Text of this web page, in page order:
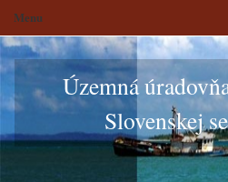
Územná
Slovenskej
Menu